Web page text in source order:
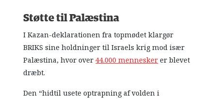
Støtte til Palæstina
I Kazan-deklarationen fra topmødet klargør
BRIKS sine holdninger til Israels krig mod især
Palæstina, hvor over44.000 menneskerer blevet
dræbt.
Den “hidtil usete optrapning af volden i